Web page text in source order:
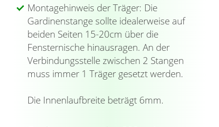
Montagehinweis der Träger: Die
Gardinenstange sollte idealerweise auf
beiden Seiten 15-20cm über die
Fensternische hinausragen. An der
Verbindungsstelle zwischen 2 Stangen
muss immer 1 Träger gesetzt werden.
Die Innenlaufbreite beträgt 6mm.